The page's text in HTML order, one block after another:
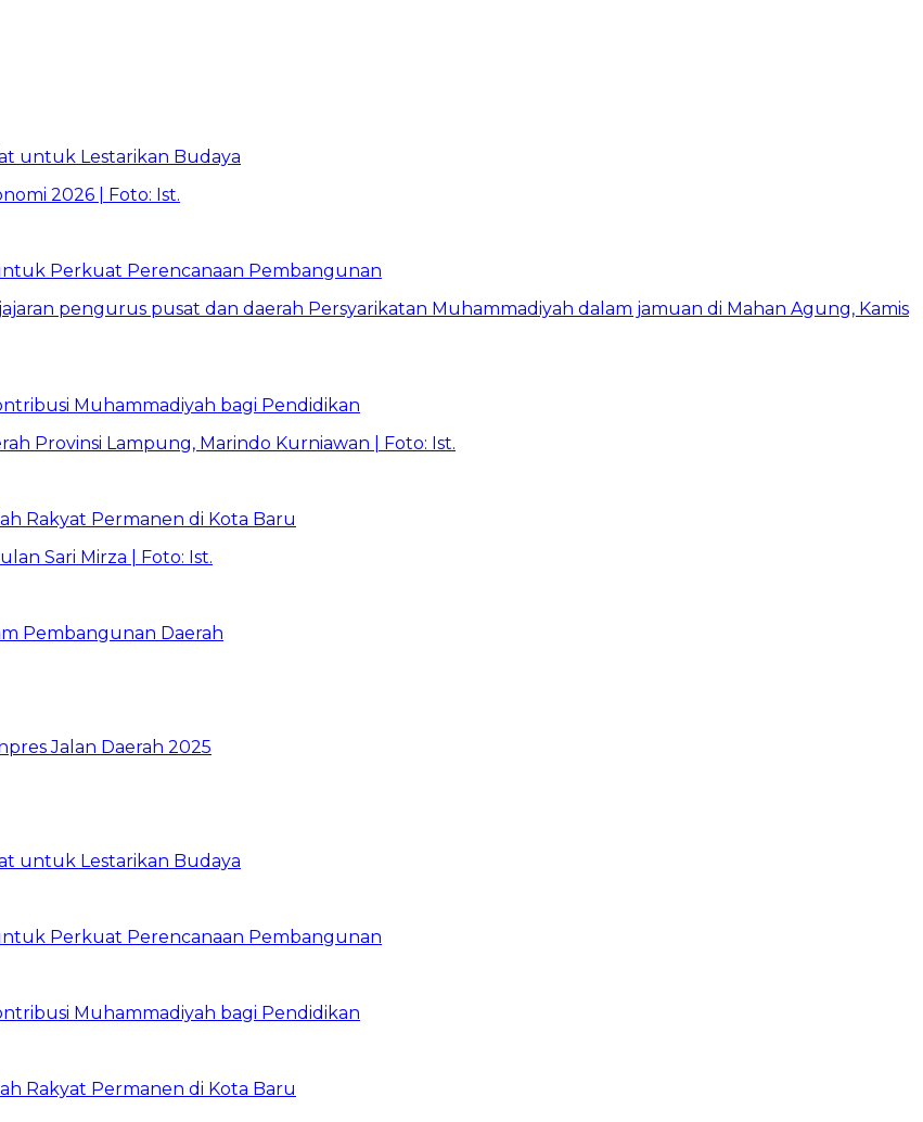
untuk Lestarikan Budaya
Perkuat Perencanaan Pembangunan
Muhammadiyah bagi Pendidikan
Rakyat Permanen di Kota Baru
Pembangunan Daerah
Jalan Daerah 2025
untuk Lestarikan Budaya
Perkuat Perencanaan Pembangunan
Muhammadiyah bagi Pendidikan
Rakyat Permanen di Kota Baru